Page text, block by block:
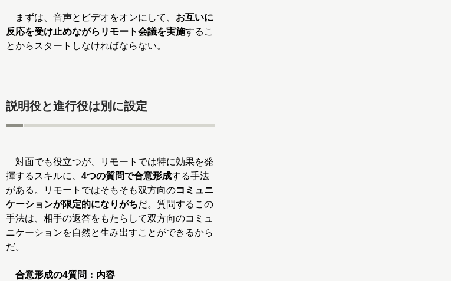
まずは、音声とビデオをオンにして、 お互いに
反応を受け止めながらリモート会議を実施するこ
とからスタートしなければならない。
説明役と進行役は別に設定
対面でも役立つが、リモートでは特に効果を発
揮するスキルに、 4つの質問で合意形成する手法
がある。リモートではそもそも双方向のコミュニ
ケーションが限定的になりがちだ。質問するこの
手法は、相手の返答をもたらして双方向のコミュ
ニケーションを自然と生み出すことができるから
だ。
合意形成の4質問：内容